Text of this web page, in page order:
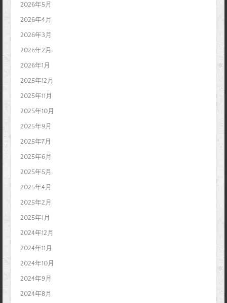
2026年5月
2026年4月
2026年3月
2026年2月
2026年1月
2025年12月
2025年11月
2025年10月
2025年9月
2025年7月
2025年6月
2025年5月
2025年4月
2025年2月
2025年1月
2024年12月
2024年11月
2024年10月
2024年9月
2024年8月